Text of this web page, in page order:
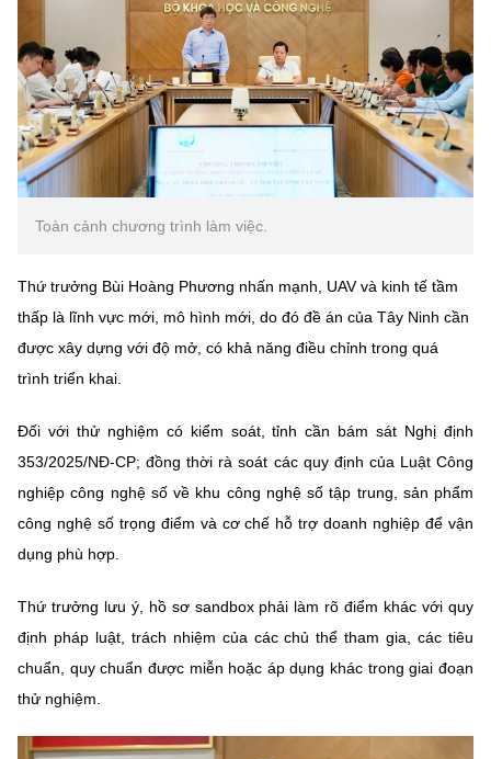
Chọn ngôn ngữ
Vietnamese English
BỘ KHOA HỌC VÀ CÔNG NGHỆ
MINISTRY OF SCIENCE AND TECHNOLOGY
Điều khoản sử dụng Theo dõi MST:
Cơ quan chủ quản: Bộ Khoa học và Công nghệ (MST)
Chịu trách nhiệm nội dung: Nguyễn Thị Hải Hằng
Giám đốc Trung tâm Truyền thông Khoa học và Công nghệ.
Liên hệ
Điện thoại: 024 3936 9506
©2026 Bản quyền thuộc Bộ Khoa Học và Công Nghệ
(Ghi rõ nguồn "https://mst.gov.vn" khi phát hành lại thông tin từ
website này)
Toàn cảnh chương trình làm việc.
Thứ trưởng Bùi Hoàng Phương nhấn mạnh, UAV và kinh tế tầm
thấp là lĩnh vực mới, mô hình mới, do đó đề án của Tây Ninh cần
được xây dựng với độ mở, có khả năng điều chỉnh trong quá
trình triển khai.
Đối với thử nghiệm có kiểm soát, tỉnh cần bám sát Nghị định
353/2025/NĐ-CP; đồng thời rà soát các quy định của Luật Công
nghiệp công nghệ số về khu công nghệ số tập trung, sản phẩm
công nghệ số trọng điểm và cơ chế hỗ trợ doanh nghiệp để vận
dụng phù hợp.
Thứ trưởng lưu ý, hồ sơ sandbox phải làm rõ điểm khác với quy
định pháp luật, trách nhiệm của các chủ thể tham gia, các tiêu
chuẩn, quy chuẩn được miễn hoặc áp dụng khác trong giai đoạn
thử nghiệm.